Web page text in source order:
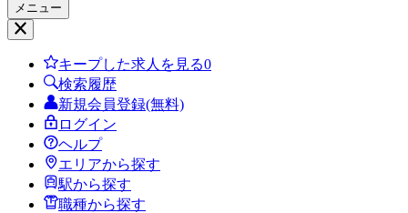
メニュー
キープした求人を見る0
検索履歴
新規会員登録(無料)
ログイン
ヘルプ
エリアから探す
駅から探す
職種から探す